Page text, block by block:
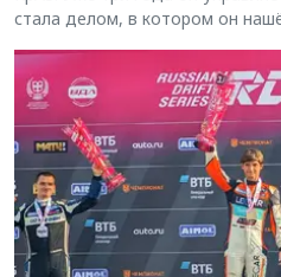
стала делом, в котором он